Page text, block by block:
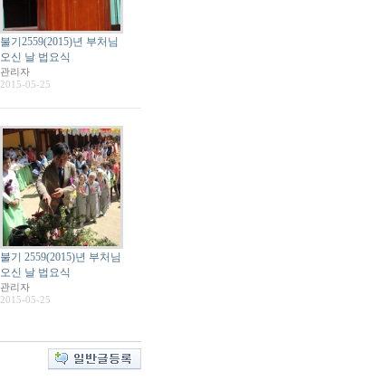
불기2559(2015)년 부처님
오신 날 법요식
관리자
2015-05-25
불기 2559(2015)년 부처님
오신 날 법요식
관리자
2015-05-25